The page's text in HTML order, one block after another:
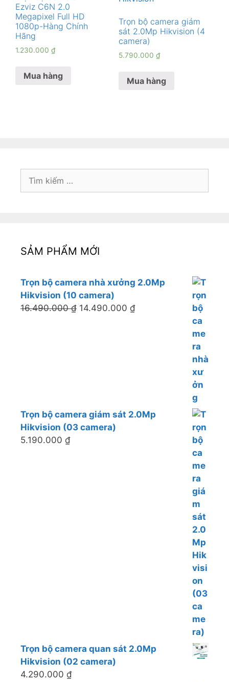
Ezviz C6N 2.0
Megapixel Full HD
1080p-Hàng Chính
Hãng
1.230.000 ₫
Mua hàng
Trọn bộ camera giám
sát 2.0Mp Hikvision (4
camera)
5.790.000 ₫
Mua hàng
SẢM PHẨM MỚI
Trọn bộ camera nhà xưởng 2.0Mp
Hikvision (10 camera)
16.490.000₫ 14.490.000 ₫
Trọn bộ camera giám sát 2.0Mp
Hikvision (03 camera)
5.190.000 ₫
Trọn bộ camera quan sát 2.0Mp
Hikvision (02 camera)
4.290.000 ₫